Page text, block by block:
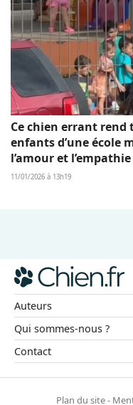
Ce chien errant
enfants d’une école
l’amour et
11/01/2026 à 13h19
Auteurs
Qui sommes-nous ?
Contact
Plan du site-